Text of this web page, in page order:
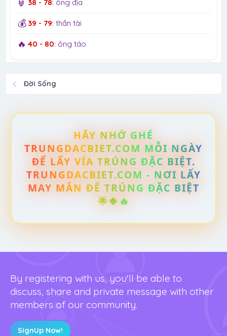
38 - 78: ông địa
💰 39 - 79: thần tài
🔥 40 - 80: ông táo
Đời Sống
HÃY NHỚ GHÉ
TRUNGDACBIET.COM MỖI NGÀY
ĐỂ LẤY VÍA TRÚNG ĐẶC BIỆT.
TRUNGDACBIET.COM - NƠI LẤY
MAY MẮN ĐỂ TRÚNG ĐẶC BIỆT
🌟🍀🔥
By registering with us, you'll be able to
discuss, share and private message with other
members of our community.
SignUp Now!